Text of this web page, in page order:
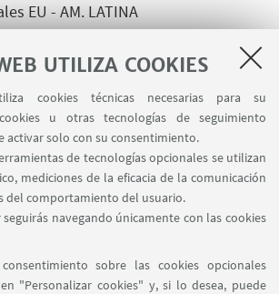
UTILIZA COOKIES
cookies técnicas necesarias para su
u otras tecnologías de seguimiento
activar solo con su consentimiento.
de tecnologías opcionales se utilizan
mediciones de la eficacia de la comunicación
del comportamiento del usuario.
seguirás navegando únicamente con las cookies
sobre las cookies opcionales
"Personalizar cookies" y, si lo desea, puede
EU - AM. LATINA
Nicolas Cherny, Coordinador Científico
Relaciones Internacionales EU - AM.